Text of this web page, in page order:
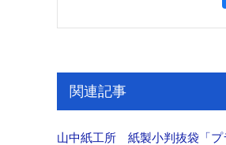
関連記事
山中紙工所 紙製小判抜袋「プ